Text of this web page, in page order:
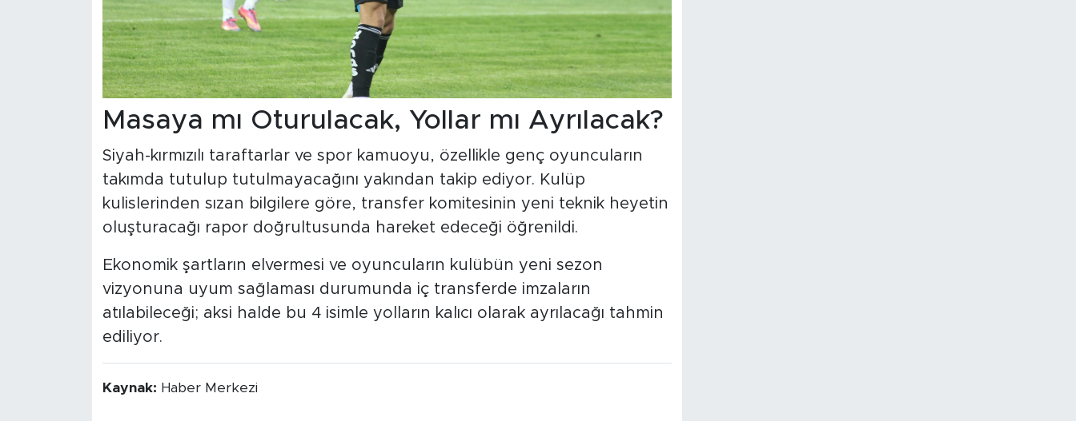
Masaya mı Oturulacak, Yollar mı Ayrılacak?
Siyah-kırmızılı taraftarlar ve spor kamuoyu, özellikle genç oyuncuların
takımda tutulup tutulmayacağını yakından takip ediyor. Kulüp
kulislerinden sızan bilgilere göre, transfer komitesinin yeni teknik heyetin
oluşturacağı rapor doğrultusunda hareket edeceği öğrenildi.
Ekonomik şartların elvermesi ve oyuncuların kulübün yeni sezon
vizyonuna uyum sağlaması durumunda iç transferde imzaların
atılabileceği; aksi halde bu 4 isimle yolların kalıcı olarak ayrılacağı tahmin
ediliyor.
Kaynak: Haber Merkezi